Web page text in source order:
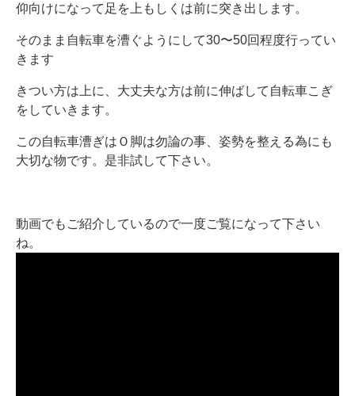
仰向けになって足を上もしくは前に突き出します。
そのまま自転車を漕ぐようにして30〜50回程度行ってい
きます
きつい方は上に、大丈夫な方は前に伸ばして自転車こぎ
をしていきます。
この自転車漕ぎはＯ脚は勿論の事、姿勢を整える為にも
大切な物です。是非試して下さい。
動画でもご紹介しているので一度ご覧になって下さい
ね。